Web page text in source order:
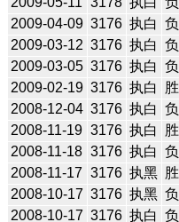
2009-04-09 3176 执白 负
2009-03-12 3176 执白 负
2009-03-05 3176 执白 负
2009-02-19 3176 执白 胜
2008-12-04 3176 执白 负
2008-11-19 3176 执白 胜
2008-11-18 3176 执白 负
2008-11-17 3176 执黑 胜
2008-10-17 3176 执黑 负
2008-10-17 3176 执白 负